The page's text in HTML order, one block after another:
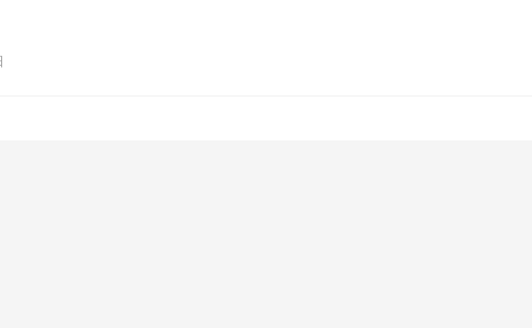
入锅里煮一下.7.放